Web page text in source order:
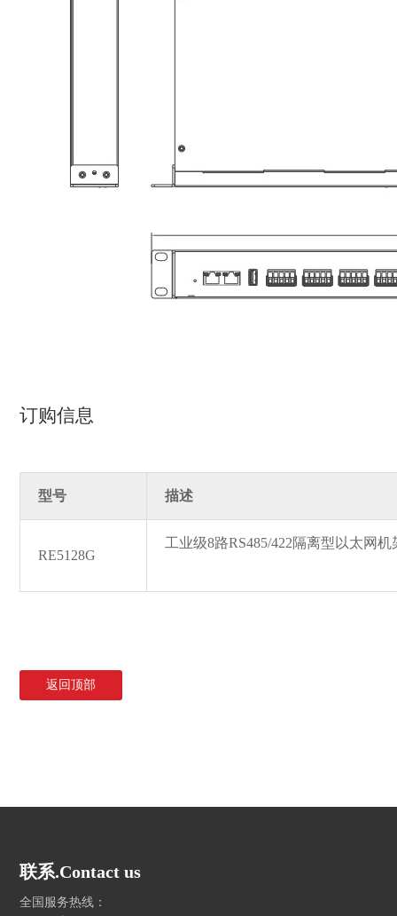
订购信息
型号 描述
RE5128G
工业级8路RS485/422隔离型以太网
返回顶部
联系.Contact us
全国服务热线：